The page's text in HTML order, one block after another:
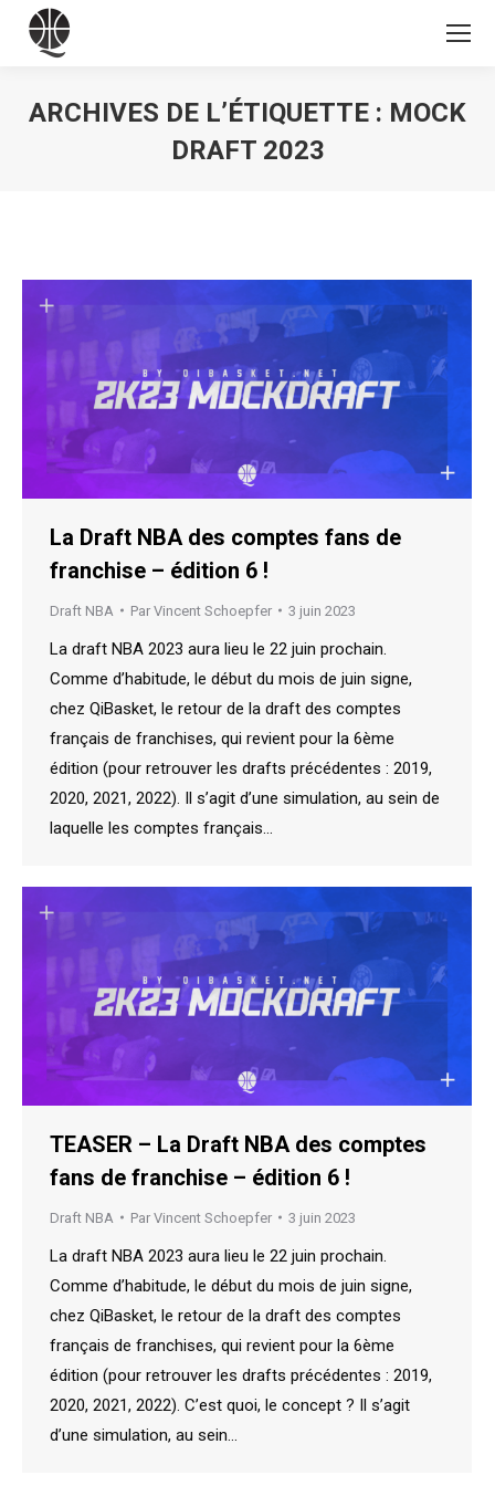
ARCHIVES DE L’ÉTIQUETTE : MOCK
DRAFT 2023
La Draft NBA des comptes fans de
franchise – édition 6 !
Draft NBA Par Vincent Schoepfer 3 juin 2023
La draft NBA 2023 aura lieu le 22 juin prochain.
Comme d’habitude, le début du mois de juin signe,
chez QiBasket, le retour de la draft des comptes
français de franchises, qui revient pour la 6ème
édition (pour retrouver les drafts précédentes : 2019,
2020, 2021, 2022). Il s’agit d’une simulation, au sein de
laquelle les comptes français…
TEASER – La Draft NBA des comptes
fans de franchise – édition 6 !
Draft NBA Par Vincent Schoepfer 3 juin 2023
La draft NBA 2023 aura lieu le 22 juin prochain.
Comme d’habitude, le début du mois de juin signe,
chez QiBasket, le retour de la draft des comptes
français de franchises, qui revient pour la 6ème
édition (pour retrouver les drafts précédentes : 2019,
2020, 2021, 2022). C’est quoi, le concept ? Il s’agit
d’une simulation, au sein…